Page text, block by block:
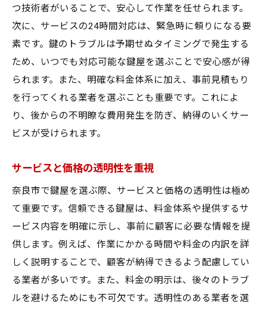
つ技術者がいることで、安心して作業を任せられます。
次に、サービスの24時間対応は、緊急時に頼りになる要
素です。鍵のトラブルは予期せぬタイミングで発生する
ため、いつでも対応可能な鍵屋を選ぶことで安心感が得
られます。また、明確な料金体系に加え、事前見積もり
を行ってくれる業者を選ぶことも重要です。これによ
り、後からの不明瞭な費用発生を防ぎ、納得のいくサー
ビスが受けられます。
サービスと価格の透明性を重視
奈良市で鍵屋を選ぶ際、サービスと価格の透明性は極め
て重要です。信頼できる鍵屋は、料金体系や提供するサ
ービス内容を明確に示し、事前に顧客に必要な情報を提
供します。例えば、作業にかかる時間や料金の内訳を詳
しく説明することで、顧客が納得できるよう配慮してい
る業者が多いです。また、料金の明示は、後々のトラブ
ルを避けるためにも不可欠です。透明性のある業者を選